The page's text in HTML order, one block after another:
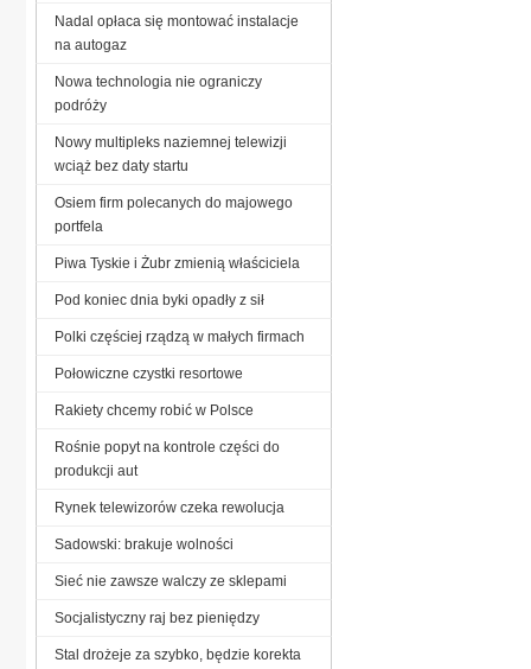
Nadal opłaca się montować instalacje
na autogaz
Nowa technologia nie ograniczy
podróży
Nowy multipleks naziemnej telewizji
wciąż bez daty startu
Osiem firm polecanych do majowego
portfela
Piwa Tyskie i Żubr zmienią właściciela
Pod koniec dnia byki opadły z sił
Polki częściej rządzą w małych firmach
Połowiczne czystki resortowe
Rakiety chcemy robić w Polsce
Rośnie popyt na kontrole części do
produkcji aut
Rynek telewizorów czeka rewolucja
Sadowski: brakuje wolności
Sieć nie zawsze walczy ze sklepami
Socjalistyczny raj bez pieniędzy
Stal drożeje za szybko, będzie korekta